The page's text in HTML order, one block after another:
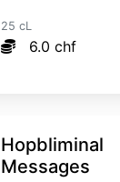
25 cL
6.0 chf
Hopbliminal
Messages